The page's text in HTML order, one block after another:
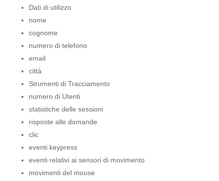
Dati di utilizzo
nome
cognome
numero di telefono
email
città
Strumenti di Tracciamento
numero di Utenti
statistiche delle sessioni
risposte alle domande
clic
eventi keypress
eventi relativi ai sensori di movimento
movimenti del mouse